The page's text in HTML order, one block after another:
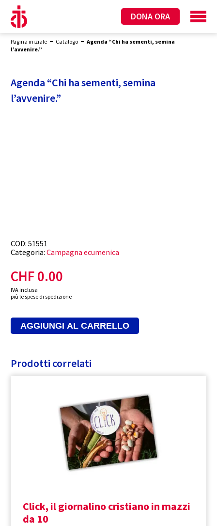
DONA ORA
Pagina iniziale Catalogo
Agenda “Chi ha sementi, semina
l’avvenire.”
Agenda “Chi ha sementi, semina
l’avvenire.”
COD:51551
Categoria:Campagna ecumenica
CHF0.00
IVA inclusa
più le spese di spedizione
AGGIUNGI AL CARRELLO
Prodotti correlati
Click, il giornalino cristiano in mazzi
da 10